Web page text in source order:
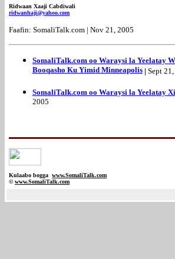
Ridwaan Xaaji Cabdiwali
ridwanhaji@yahoo.com
Faafin: SomaliTalk.com | Nov 21, 2005
SomaliTalk.com oo Waraysi la Yeelatay
Booqasho Ku Yimid Minneapolis | Sept
SomaliTalk.com oo Waraysi la Yeelatay
2005
Kulaabo bogga www.SomaliTalk.com
©www.SomaliTalk.com